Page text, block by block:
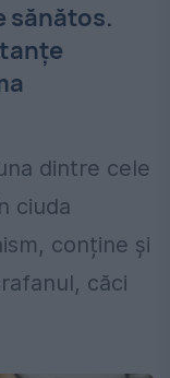
sănătos.
dintre cele
ciuda
conține și
căci